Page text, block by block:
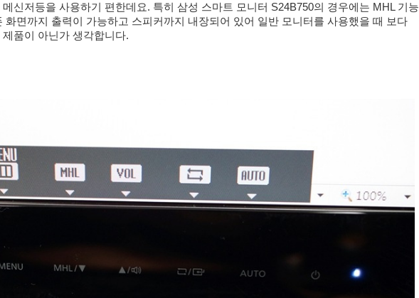
신저등을 사용하기 편한데요. 특히 삼성 스마트 모니터 S24B750의 경우에는 MHL 기능
화면까지 출력이 가능하고 스피커까지 내장되어 있어 일반 모니터를 사용했을 때 보다
품이 아닌가 생각합니다.